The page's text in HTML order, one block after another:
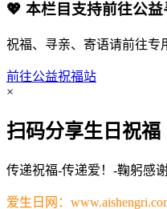
💖 本栏目支持前往公
祝福、寻亲、寄语请前往专
前往公益祝福站
×
扫码分享生日祝福
传递祝福-传递爱！-鞠躬感
爱生日网：